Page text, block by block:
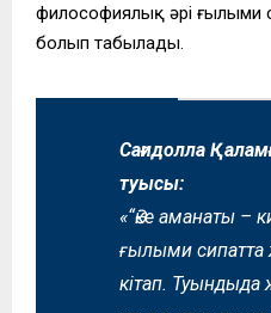
философиялық әрі ғылыми
болып табылады.
Сағидолла
туысы:
«“Әке аманаты –
ғылыми
кітап.